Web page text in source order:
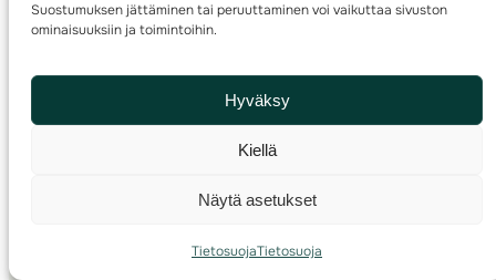
Suostumuksen jättäminen tai peruuttaminen voi vaikuttaa sivuston
ominaisuuksiin ja toimintoihin.
Hyväksy
Kiellä
Näytä asetukset
TietosuojaTietosuoja
© 2025 ·Suomen Suunnistusliitto· Valimotie 10, 00380 Helsinki, Finland
info(a)suunnistusliitto.fi,Rastilipun asiat: rastilippu(a)suunnistusliitto.fi
Kilpailut ja kuntorastit – Rastilippu:::Rastilipun ohjeet